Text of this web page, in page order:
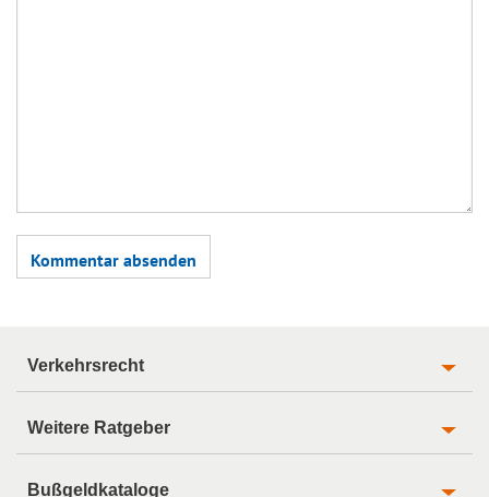
Verkehrsrecht
Weitere Ratgeber
Bußgeldkataloge